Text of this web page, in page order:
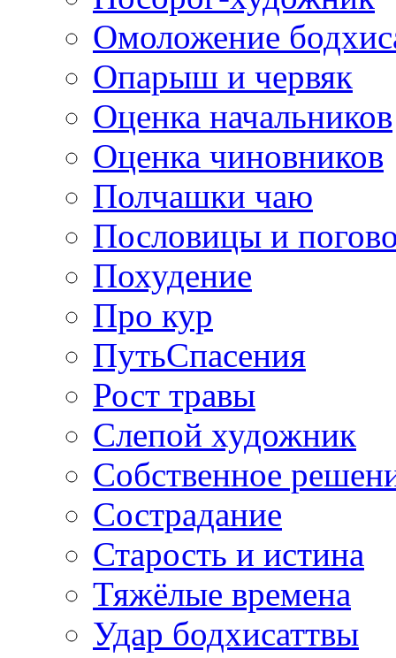
Омоложение
Опарыш и червяк
Оценка начальников
Оценка чиновников
Полчашки чаю
Пословицы и
Похудение
Про кур
ПутьСпасения
Рост травы
Слепой художник
Собственное
Сострадание
Старость и истина
Тяжёлые времена
Удар бодхисаттвы